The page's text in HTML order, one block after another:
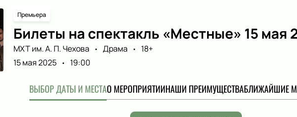
Премьера
Билеты на спектакль «Местные» 15 мая
МХТ им. А. П. Чехова Драма
18+
15 мая 2025
19:00
ВЫБОР ДАТЫ И МЕСТАО МЕРОПРИЯТИИНАШИ ПРЕИМУЩЕСТВАБЛИЖАЙШИЕ